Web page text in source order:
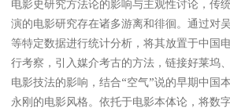
电影史研究方法论的影响与主观性讨论，传
演的电影研究存在诸多游离和徘徊。通过对
等特定数据进行统计分析，将其放置于中国
行考察，引入媒介考古的方法，链接好莱坞
电影技法的影响，结合“空气”说的早期中国
永刚的电影风格。依托于电影本体论，将数